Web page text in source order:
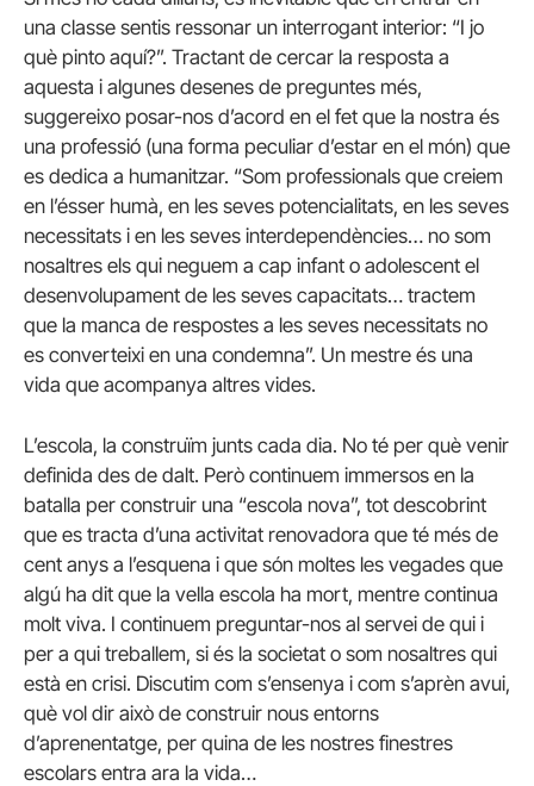
una classe sentis ressonar un interrogant interior: “I jo
què pinto aquí?”. Tractant de cercar la resposta a
aquesta i algunes desenes de preguntes més,
suggereixo posar-nos d’acord en el fet que la nostra és
una professió (una forma peculiar d’estar en el món) que
es dedica a humanitzar. “Som professionals que creiem
en l’ésser humà, en les seves potencialitats, en les seves
necessitats i en les seves interdependències… no som
nosaltres els qui neguem a cap infant o adolescent el
desenvolupament de les seves capacitats… tractem
que la manca de respostes a les seves necessitats no
es converteixi en una condemna”. Un mestre és una
vida que acompanya altres vides.
L’escola, la construïm junts cada dia. No té per què venir
definida des de dalt. Però continuem immersos en la
batalla per construir una “escola nova”, tot descobrint
que es tracta d’una activitat renovadora que té més de
cent anys a l’esquena i que són moltes les vegades que
algú ha dit que la vella escola ha mort, mentre continua
molt viva. I continuem preguntar-nos al servei de qui i
per a qui treballem, si és la societat o som nosaltres qui
està en crisi. Discutim com s’ensenya i com s’aprèn avui,
què vol dir això de construir nous entorns
d’aprenentatge, per quina de les nostres finestres
escolars entra ara la vida…